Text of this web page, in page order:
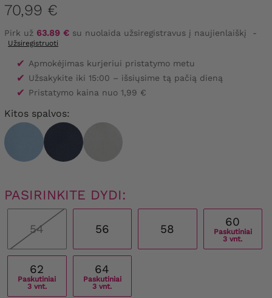
70,99 €
Pirk už 63.89 € su nuolaida užsiregistravus į naujienlaiškį -
Užsiregistruoti
✔ Apmokėjimas kurjeriui pristatymo metu
✔ Užsakykite iki 15:00 – išsiųsime tą pačią dieną
✔ Pristatymo kaina nuo 1,99 €
Kitos spalvos:
PASIRINKITE DYDI:
54 56 58
60
Paskutiniai
3 vnt.
62
Paskutiniai
3 vnt.
64
Paskutiniai
3 vnt.